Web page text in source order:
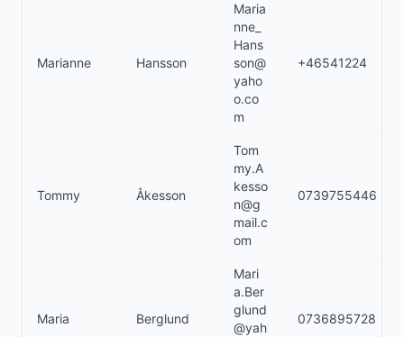
Marianne Hansson
Maria
nne_
Hans
son@
yaho
o.co
m
+46541224
Tommy Åkesson
Tom
my.A
kesso
n@g
mail.c
om
0739755446
Maria Berglund
Mari
a.Ber
glund
@yah
0736895728